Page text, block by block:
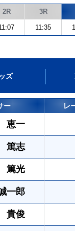
2R 3R
11:35
ズ
ー レ
一
志
光
一郎
俊